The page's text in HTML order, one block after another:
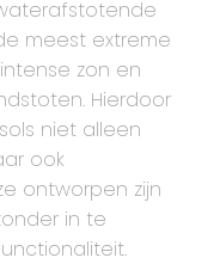
meest extreme
zon en
Hierdoor
niet alleen
ook
ontworpen zijn
in te